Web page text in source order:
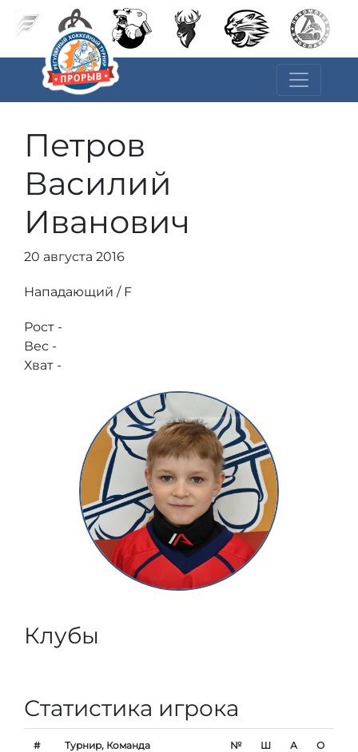
Петров
Василий
Иванович
20 августа 2016
Нападающий / F
Рост -
Вес -
Хват -
Клубы
Статистика игрока
# Турнир, Команда № Ш А О